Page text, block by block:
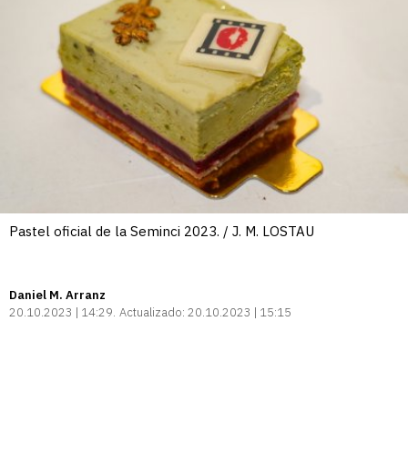
Pastel oficial de la Seminci 2023. / J. M. LOSTAU
Daniel M. Arranz
20.10.2023 | 14:29 Actualizado: 20.10.2023 | 15:15